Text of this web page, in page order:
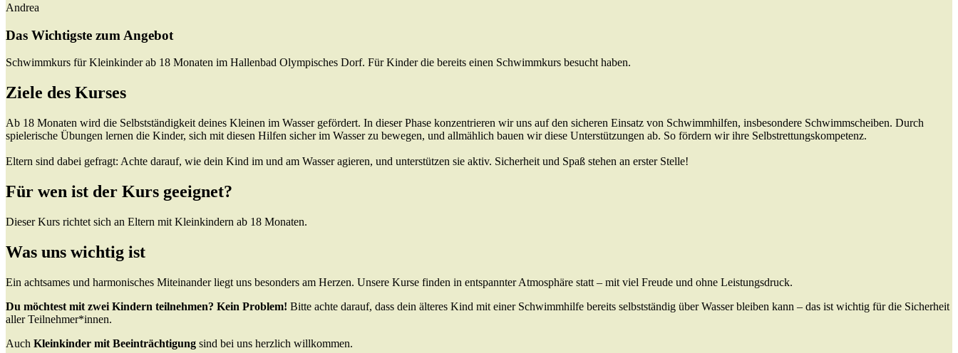
Andrea
Das Wichtigste zum Angebot
Schwimmkurs für Kleinkinder ab 18 Monaten im Hallenbad Olympisches Dorf. Für Kinder die bereits einen Schwimmkurs besucht haben.
Ziele des Kurses
Ab 18 Monaten wird die Selbstständigkeit deines Kleinen im Wasser gefördert. In dieser Phase konzentrieren wir uns auf den sicheren Einsatz von Schwimmhilfen, insbesondere Schwimmscheiben. Durch
spielerische Übungen lernen die Kinder, sich mit diesen Hilfen sicher im Wasser zu bewegen, und allmählich bauen wir diese Unterstützungen ab. So fördern wir ihre Selbstrettungskompetenz.
Eltern sind dabei gefragt: Achte darauf, wie dein Kind im und am Wasser agieren, und unterstützen sie aktiv. Sicherheit und Spaß stehen an erster Stelle!
Für wen ist der Kurs geeignet?
Dieser Kurs richtet sich an Eltern mit Kleinkindern ab 18 Monaten.
Was uns wichtig ist
Ein achtsames und harmonisches Miteinander liegt uns besonders am Herzen. Unsere Kurse finden in entspannter Atmosphäre statt – mit viel Freude und ohne Leistungsdruck.
Du möchtest mit zwei Kindern teilnehmen? Kein Problem! Bitte achte darauf, dass dein älteres Kind mit einer Schwimmhilfe bereits selbstständig über Wasser bleiben kann – das ist wichtig für die Sicherheit
aller Teilnehmer*innen.
Auch Kleinkinder mit Beeinträchtigung sind bei uns herzlich willkommen.